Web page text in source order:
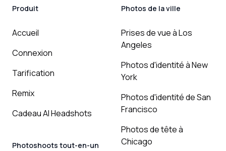
Produit
Accueil
Connexion
Tarification
Remix
Cadeau AI Headshots
Photoshoots tout-en-un
Photos de la ville
Prises de vue à Los
Angeles
Photos d'identité à New
York
Photos d'identité de San
Francisco
Photos de tête à
Chicago